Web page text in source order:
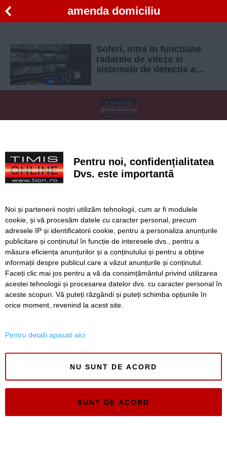
amenda domiciliu
Soferi, intra in functiune
radarele de viteza si
sistemele de detectie a
vin acasa
Politica de confidentialitate
Regulament postare și moderare comentarii
Timiș Online
ISSN 3008-2323
ISSN-L 3008-2323
Pentru noi, confidențialitatea
Dvs. este importantă
Noi și partenerii noștri utilizăm tehnologii, cum ar fi modulele
cookie, și vă procesăm datele cu caracter personal, precum
adresele IP și identificatorii cookie, pentru a personaliza anunțurile
publicitare și conținutul în funcție de interesele dvs., pentru a
măsura eficiența anunțurilor și a conținutului și pentru a obține
informații despre publicul care a văzut anunțurile și conținutul.
Faceți clic mai jos pentru a vă da consimțământul privind utilizarea
acestei tehnologii și procesarea datelor dvs. cu caracter personal în
aceste scopuri. Vă puteți răzgândi și puteți schimba opțiunile în
orice moment, revenind la acest site.
Pentru detalii apasati aici
NU SUNT DE ACORD
SUNT DE ACORD